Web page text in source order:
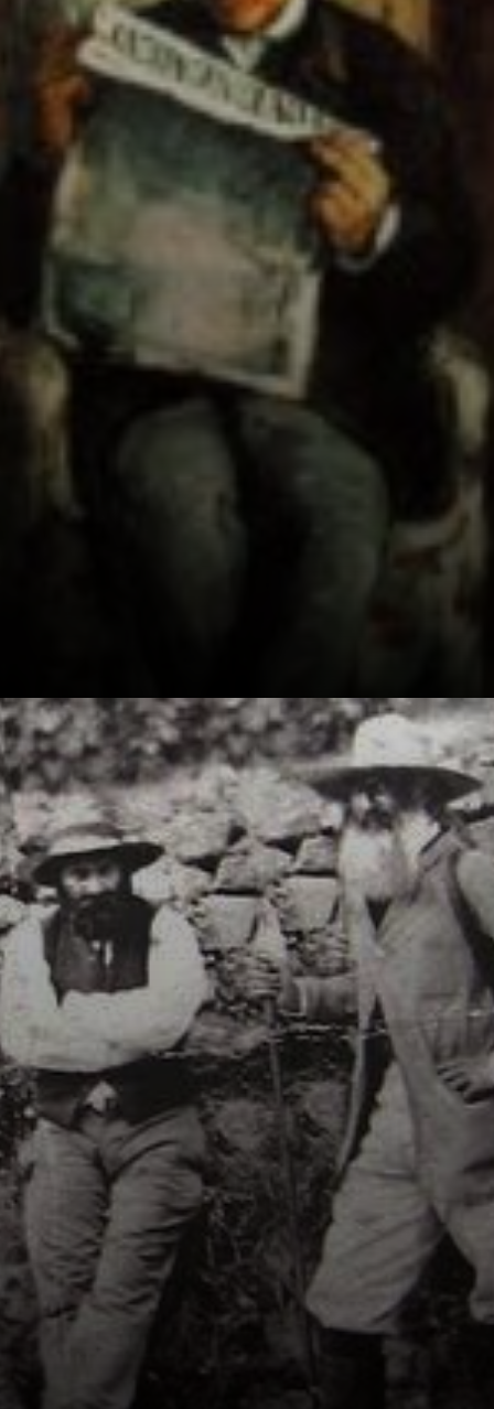
Cézanne nacque
ad Aix-en-
Provence, in
Francia, il 19
gennaio 1839.